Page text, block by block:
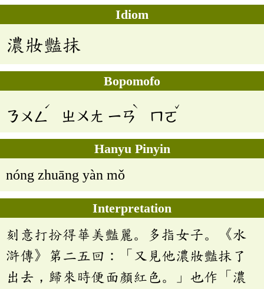
Idiom
濃妝豔抹
Bopomofo
ㄋㄨㄥ
ˊ
ㄓㄨㄤ ㄧㄢ
ˋ
ㄇㄛ
ˇ
Hanyu Pinyin
nóng zhuāng yàn mǒ
Interpretation
刻意打扮得華美豔麗。多指女子。《水
滸傳》第二五回：「又見他濃妝豔抹了
出去，歸來時便面顏紅色。」也作「濃